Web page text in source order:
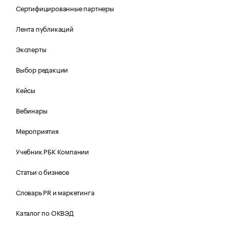
Сертифицированные партнеры
Лента публикаций
Эксперты
Выбор редакции
Кейсы
Вебинары
Мероприятия
Учебник РБК Компании
Статьи о бизнесе
Словарь PR и маркетинга
Каталог по ОКВЭД